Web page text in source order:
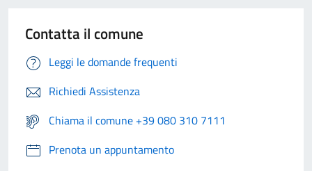
Contatta il comune
Leggi le domande frequenti
Richiedi Assistenza
Chiama il comune +39 080 310 7111
Prenota un appuntamento